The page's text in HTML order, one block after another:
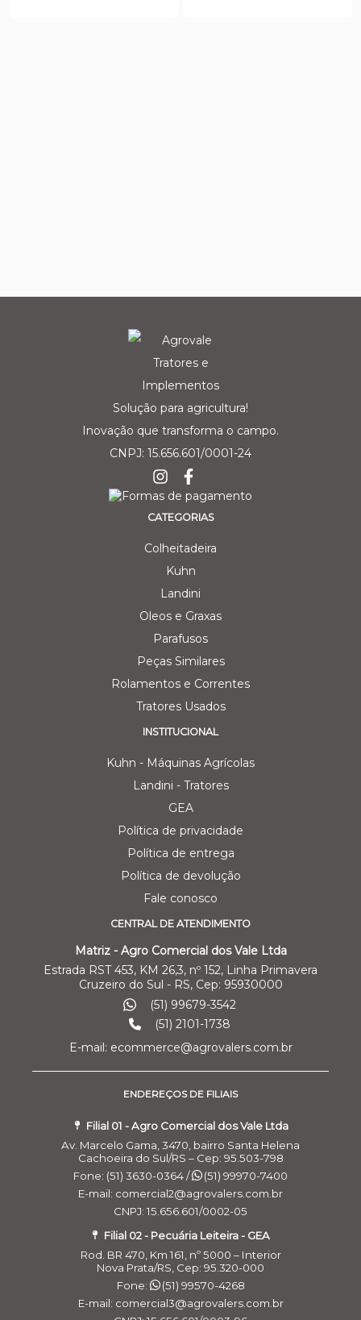
Solução para agricultura!
Inovação que transforma o campo.
CNPJ: 15.656.601/0001-24
CATEGORIAS
Colheitadeira
Kuhn
Landini
Oleos e Graxas
Parafusos
Peças Similares
Rolamentos e Correntes
Tratores Usados
INSTITUCIONAL
Kuhn - Máquinas Agrícolas
Landini - Tratores
GEA
Política de privacidade
Política de entrega
Política de devolução
Fale conosco
CENTRAL DE ATENDIMENTO
Matriz - Agro Comercial dos Vale Ltda
Estrada RST 453, KM 26,3, nº 152, Linha Primavera
Cruzeiro do Sul - RS, Cep: 95930000
(51) 99679-3542
(51) 2101-1738
E-mail: ecommerce@agrovalers.com.br
ENDEREÇOS DE FILIAIS
Filial 01 - Agro Comercial dos Vale Ltda
Av. Marcelo Gama, 3470, bairro Santa Helena
Cachoeira do Sul/RS – Cep: 95.503-798
Fone: (51) 3630-0364 /
(51) 99970-7400
E-mail: comercial2@agrovalers.com.br
CNPJ: 15.656.601/0002-05
Filial 02 - Pecuária Leiteira - GEA
Rod. BR 470, Km 161, nº 5000 – Interior
Nova Prata/RS, Cep: 95.320-000
Fone:
(51) 99570-4268
E-mail: comercial3@agrovalers.com.br